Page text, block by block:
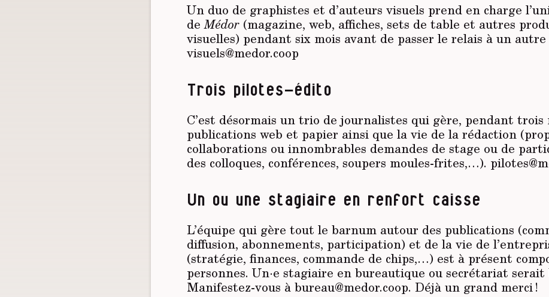
Un duo de graphistes et d’auteurs visuels prend en charge
deMédor (magazine, web, affiches, sets de table et autres
visuelles) pendant six mois avant de passer le relais à un autre
visuels@medor.coop
Trois pilotes-édito
C’est désormais un trio de journalistes qui gère, pendant trois
publications web et papier ainsi que la vie de la rédaction
collaborations ou innombrables demandes de stage ou de
des colloques, conférences, soupers moules-frites,…).
Un ou une stagiaire en renfort caisse
L’équipe qui gère tout le barnum autour des publications
diffusion, abonnements, participation) et de la vie de
(stratégie, finances, commande de chips,…) est à présent
personnes. Un·e stagiaire en bureautique ou secrétariat serait
Manifestez-vous à bureau@medor.coop. Déjà un grand merci !